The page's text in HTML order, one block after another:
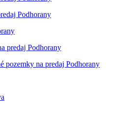
Podhorany
predaj Podhorany
pozemky na predaj Podhorany